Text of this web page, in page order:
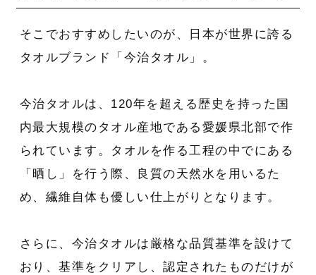
そこでおすすめしたいのが、日本が世界に誇る
タオルブランド「今治タオル」。
今治タオルは、120年を超える歴史を持った国
内最大規模のタオル産地である愛媛県北部で作
られています。タオルを作る工程の中でにある
「晒し」を行う際、良質の天然水を用いるた
め、繊維自体も優しい仕上がりとなります。
さらに、今治タオルは厳格な品質基準を設けて
おり、基準をクリアし、認定されたものだけが